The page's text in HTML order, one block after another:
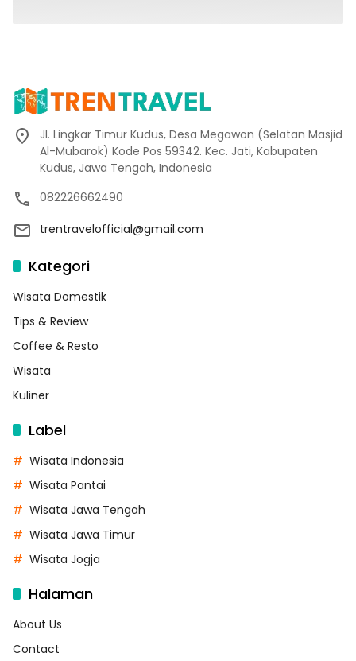
Jl. Lingkar Timur Kudus, Desa Megawon (Selatan Masjid
Al-Mubarok) Kode Pos 59342. Kec. Jati, Kabupaten
Kudus, Jawa Tengah, Indonesia
082226662490
trentravelofficial@gmail.com
Kategori
Wisata Domestik
Tips & Review
Coffee & Resto
Wisata
Kuliner
Label
Wisata Indonesia
Wisata Pantai
Wisata Jawa Tengah
Wisata Jawa Timur
Wisata Jogja
Halaman
About Us
Contact